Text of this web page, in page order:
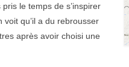
le temps de s’inspirer
voit qu’il a du rebrousser
après avoir choisi une